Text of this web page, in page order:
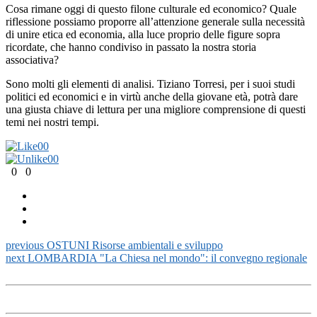
Cosa rimane oggi di questo filone culturale ed economico? Quale
riflessione possiamo proporre all’attenzione generale sulla necessità
di unire etica ed economia, alla luce proprio delle figure sopra
ricordate, che hanno condiviso in passato la nostra storia
associativa?
Sono molti gli elementi di analisi. Tiziano Torresi, per i suoi studi
politici ed economici e in virtù anche della giovane età, potrà dare
una giusta chiave di lettura per una migliore comprensione di questi
temi nei nostri tempi.
00
00
0
0
previous OSTUNI Risorse ambientali e sviluppo
next LOMBARDIA "La Chiesa nel mondo": il convegno regionale